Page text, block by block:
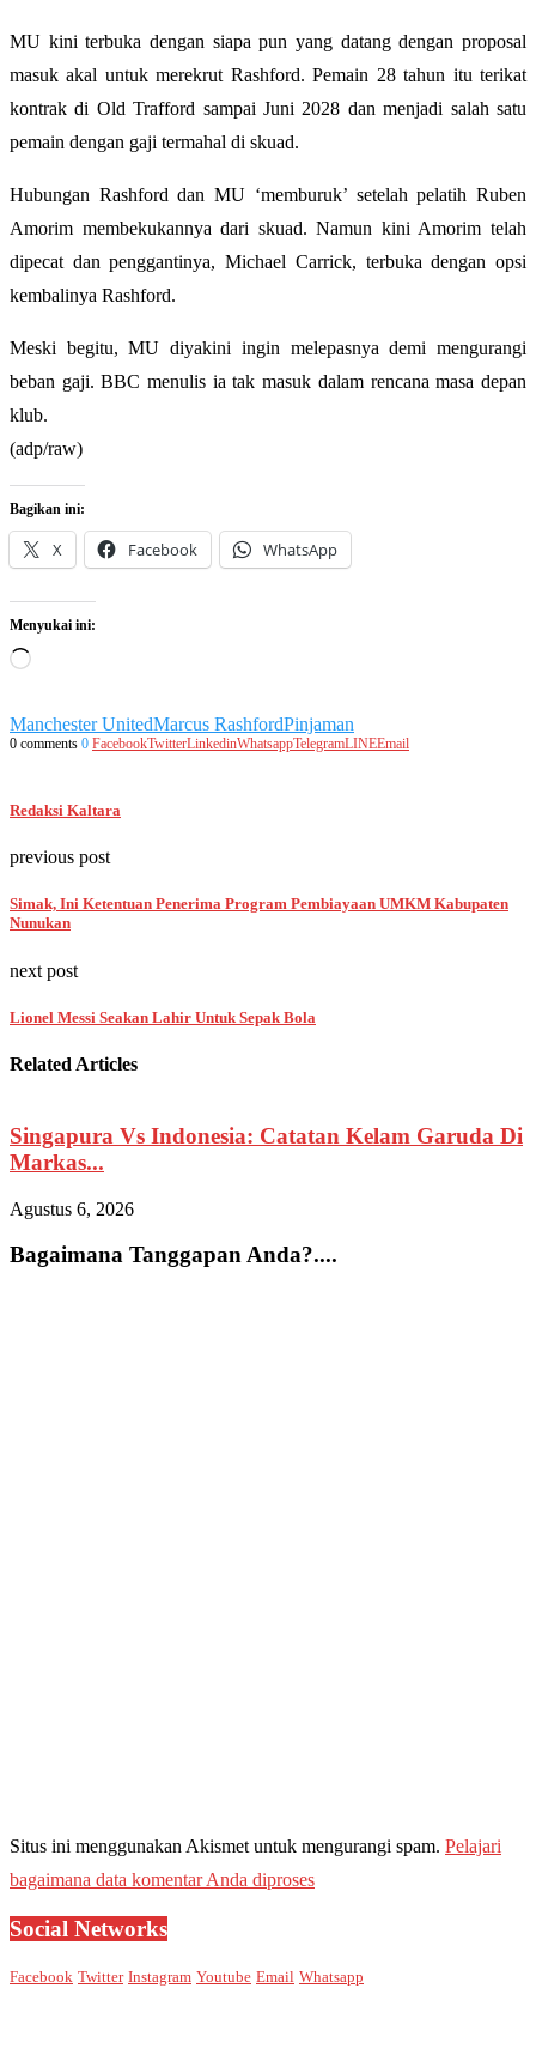
MU kini terbuka dengan siapa pun yang datang dengan proposal
masuk akal untuk merekrut Rashford. Pemain 28 tahun itu terikat
kontrak di Old Trafford sampai Juni 2028 dan menjadi salah satu
pemain dengan gaji termahal di skuad.
Hubungan Rashford dan MU ‘memburuk’ setelah pelatih Ruben
Amorim membekukannya dari skuad. Namun kini Amorim telah
dipecat dan penggantinya, Michael Carrick, terbuka dengan opsi
kembalinya Rashford.
Meski begitu, MU diyakini ingin melepasnya demi mengurangi
beban gaji. BBC menulis ia tak masuk dalam rencana masa depan
klub.
(adp/raw)
Bagikan ini:
X Facebook WhatsApp
Menyukai ini:
Memuat...
Manchester UnitedMarcus RashfordPinjaman
0 comments 0 FacebookTwitterLinkedinWhatsappTelegramLINEEmail
Redaksi Kaltara
previous post
Simak, Ini Ketentuan Penerima Program Pembiayaan UMKM Kabupaten
Nunukan
next post
Lionel Messi Seakan Lahir Untuk Sepak Bola
Related Articles
Singapura Vs Indonesia: Catatan Kelam Garuda Di
Markas...
Agustus 6, 2026
Bagaimana Tanggapan Anda?....
Situs ini menggunakan Akismet untuk mengurangi spam. Pelajari
bagaimana data komentar Anda diproses
Social Networks
Facebook Twitter Instagram Youtube Email Whatsapp